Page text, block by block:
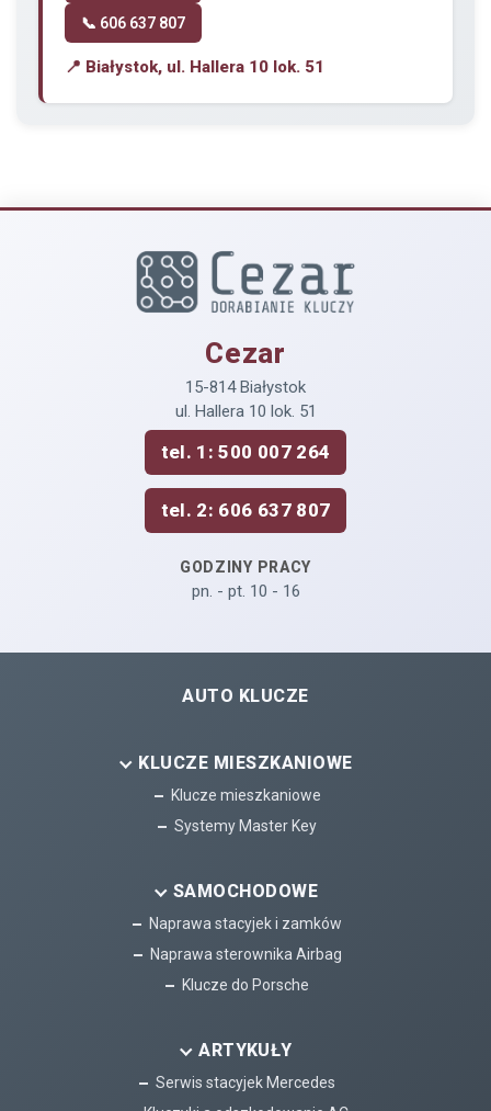
📞 606 637 807
📍 Białystok, ul. Hallera 10 lok. 51
Cezar
15-814 Białystok
ul. Hallera 10 lok. 51
tel. 1: 500 007 264
tel. 2: 606 637 807
GODZINY PRACY
pn. - pt. 10 - 16
AUTO KLUCZE
KLUCZE MIESZKANIOWE
Klucze mieszkaniowe
Systemy Master Key
SAMOCHODOWE
Naprawa stacyjek i zamków
Naprawa sterownika Airbag
Klucze do Porsche
ARTYKUŁY
Serwis stacyjek Mercedes